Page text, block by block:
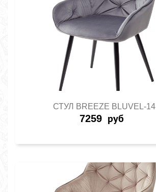
СТУЛ BREEZE BLUVEL-14
7259 руб